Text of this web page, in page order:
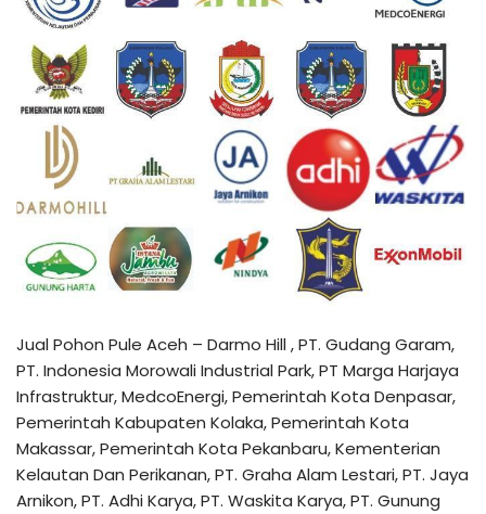
Jual Pohon Pule Aceh – Darmo Hill , PT. Gudang Garam,
PT. Indonesia Morowali Industrial Park, PT Marga Harjaya
Infrastruktur, MedcoEnergi, Pemerintah Kota Denpasar,
Pemerintah Kabupaten Kolaka, Pemerintah Kota
Makassar, Pemerintah Kota Pekanbaru, Kementerian
Kelautan Dan Perikanan, PT. Graha Alam Lestari, PT. Jaya
Arnikon, PT. Adhi Karya, PT. Waskita Karya, PT. Gunung